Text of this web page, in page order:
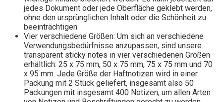
jedes Dokument oder jede Oberfläche geklebt werden,
ohne den ursprünglichen Inhalt oder die Schönheit zu
beeinträchtigen
Vier verschiedene Größen: Um sich an verschiedene
Verwendungsbedürfnisse anzupassen, sind unsere
transparent sticky notes in vier verschiedenen Größen
erhältlich: 25 x 75 mm, 50 x 75 mm, 75 x 75 mm und 70
x 95 mm. Jede Größe der Haftnotizen wird in einer
Packung mit 2 Stück geliefert, insgesamt also 50
Packungen mit insgesamt 400 Notizen, um allen Arten